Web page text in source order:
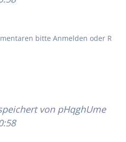
bitte Anmelden oder R
von pHqghUme